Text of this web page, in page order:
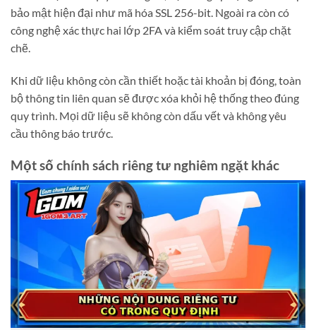
bảo mật hiện đại như mã hóa SSL 256-bit. Ngoài ra còn có
công nghệ xác thực hai lớp 2FA và kiểm soát truy cập chặt
chẽ.
Khi dữ liệu không còn cần thiết hoặc tài khoản bị đóng, toàn
bộ thông tin liên quan sẽ được xóa khỏi hệ thống theo đúng
quy trình. Mọi dữ liệu sẽ không còn dấu vết và không yêu
cầu thông báo trước.
Một số chính sách riêng tư nghiêm ngặt khác
×
1GOM